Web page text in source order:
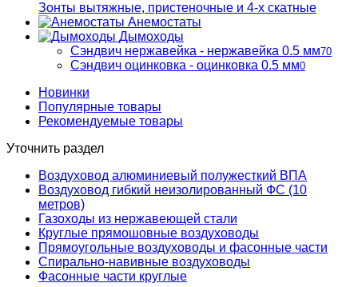
Зонты вытяжные, пристеночные и 4-х скатные
Анемостаты
Дымоходы
Сэндвич нержавейка - нержавейка 0.5 мм70
Сэндвич оцинковка - оцинковка 0.5 мм0
Новинки
Популярные товары
Рекомендуемые товары
Уточнить раздел
Воздуховод алюминиевый полужесткий ВПА
Воздуховод гибкий неизолированный ФС (10
метров)
Газоходы из нержавеющей стали
Круглые прямошовные воздуховоды
Прямоугольные воздуховоды и фасонные части
Спирально-навивные воздуховоды
Фасонные части круглые